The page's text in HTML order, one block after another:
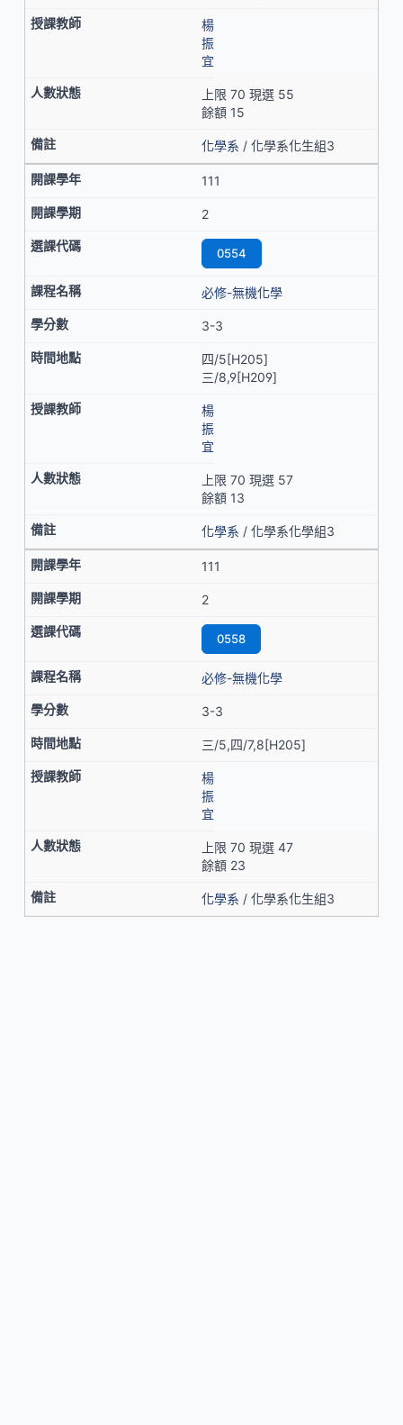
楊
振
宜
上限 70 現選 55
餘額 15
化學系 / 化學系化生組3
111
2
0554
必修-無機化學
3-3
四/5[H205]
三/8,9[H209]
楊
振
宜
上限 70 現選 57
餘額 13
化學系 / 化學系化學組3
111
2
0558
必修-無機化學
3-3
三/5,四/7,8[H205]
楊
振
宜
上限 70 現選 47
餘額 23
化學系 / 化學系化生組3